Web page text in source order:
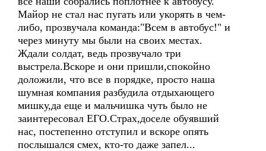
Майор не стал нас пугать или укорять в чем-
либо, прозвучала команда:"Всем в автобус!" и
через минуту мы были на своих местах.
Ждали солдат, ведь прозвучало три
выстрела.Вскоре и они пришли,спокойно
доложили, что все в порядке, просто наша
шумная компания разбудила отдыхающего
мишку,да еще и мальчишка чуть было не
заинтересовал ЕГО.Страх,доселе обуявший
нас, постепенно отступил и вскоре опять
послышался смех, кто-то даже запел...